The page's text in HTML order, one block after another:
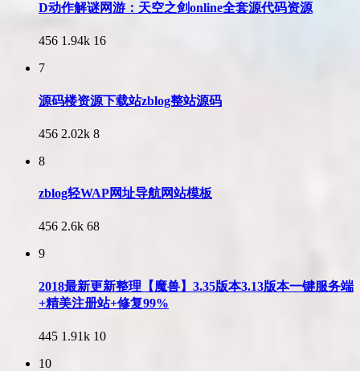
D动作解谜网游：天空之剑online全套源代码资源
456 1.94k 16
7
源码楼资源下载站zblog整站源码
456 2.02k 8
8
zblog轻WAP网址导航网站模板
456 2.6k 68
9
2018最新更新整理【魔兽】3.35版本3.13版本一键服务端
+精美注册站+修复99%
445 1.91k 10
10